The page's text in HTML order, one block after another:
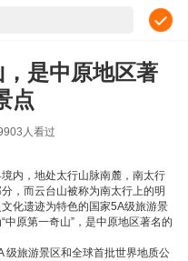
是中原地区著
点
人看过
内，地处太行山脉南麓，南太行
，而云台山被称为南太行上的明
化遗迹为特色的国家5A级旅游景
原第一奇山”，是中原地区著名的
旅游景区和全球首批世界地质公